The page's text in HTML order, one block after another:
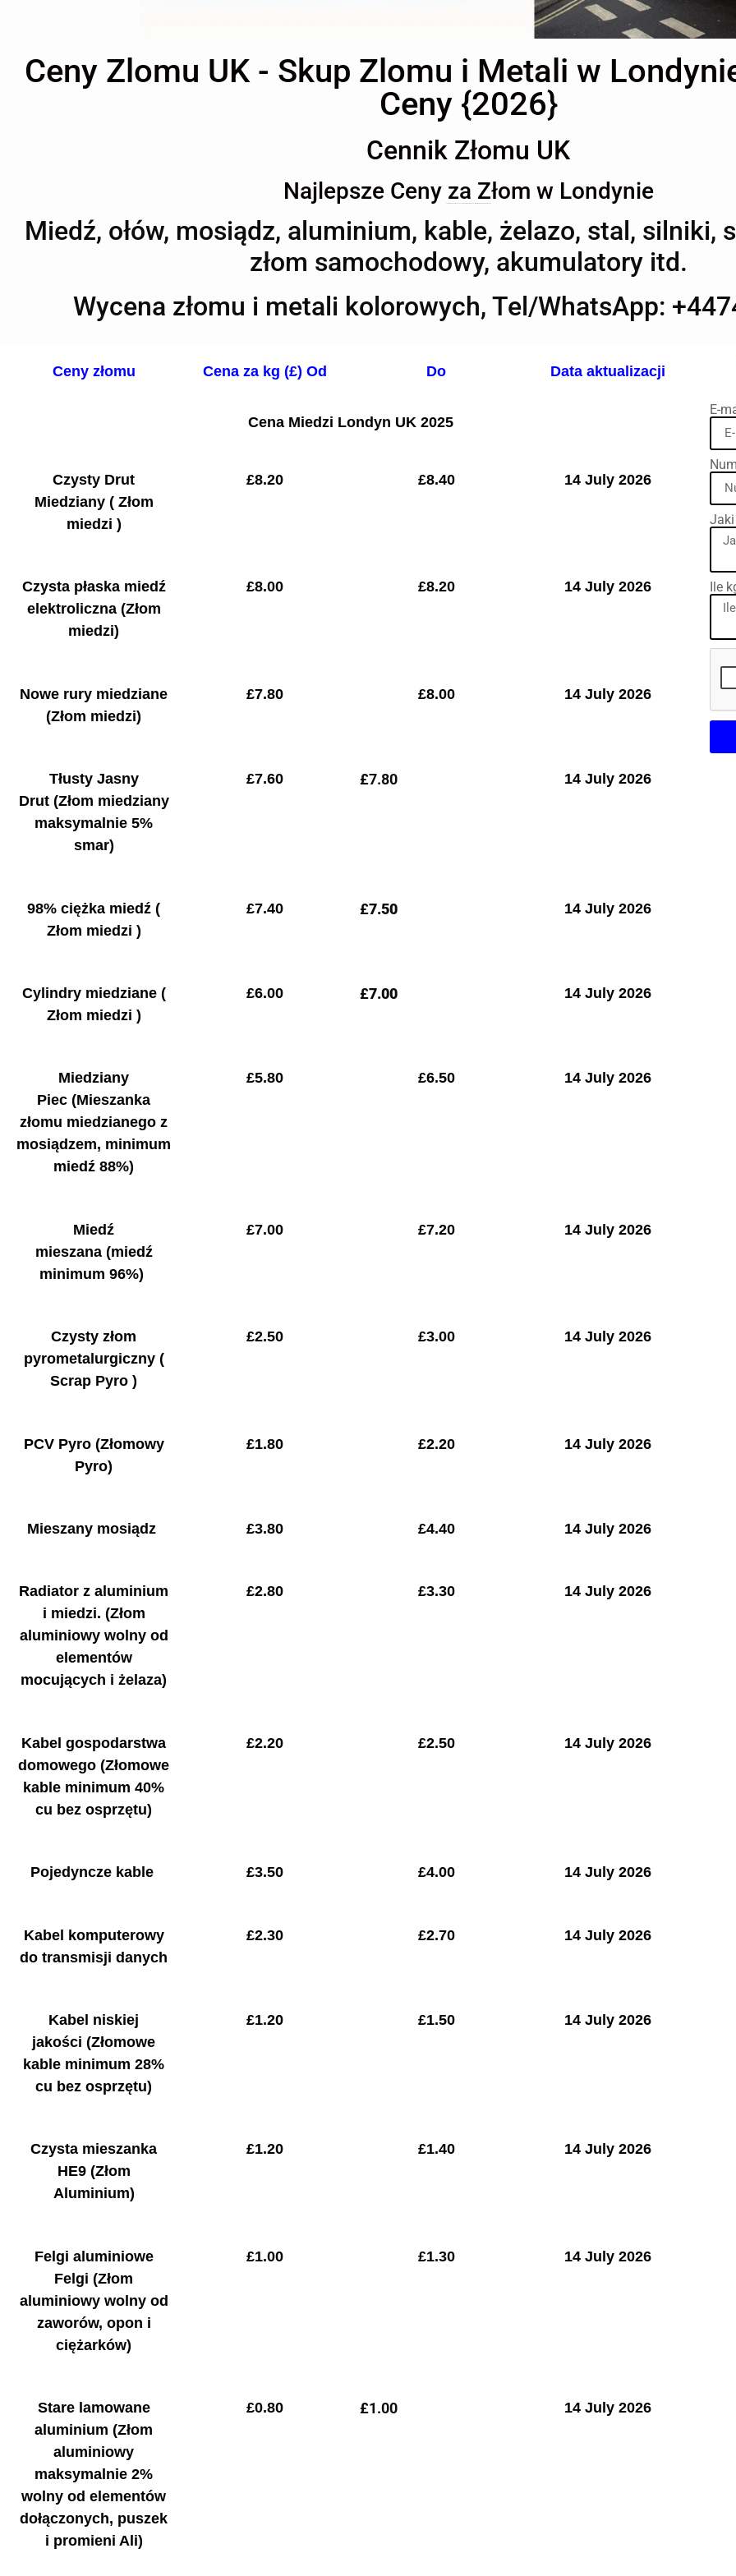
Ceny Zlomu UK - Skup Zlomu i Metali w
Ceny {2026}
Cennik Złomu UK
Najlepsze Ceny za Złom w Londynie
Miedź, ołów, mosiądz, aluminium, kable, żelazo, stal, silniki,
złom samochodowy, akumulatory itd.
Wycena złomu i metali kolorowych, Tel/WhatsApp:
Ceny złomu Cena za kg (£) Od Do Data aktualizacji
Cena Miedzi Londyn UK 2025
Czysty Drut
Miedziany ( Złom
miedzi )
£8.20 £8.40 14 July 2026
Czysta płaska miedź
elektroliczna (Złom
miedzi)
£8.00 £8.20 14 July 2026
Nowe rury miedziane
(Złom miedzi)
£7.80 £8.00 14 July 2026
Tłusty Jasny
Drut (Złom miedziany
maksymalnie 5%
smar)
£7.60 £7.80 14 July 2026
98% ciężka miedź(
Złom miedzi )
£7.40 £7.50 14 July 2026
Cylindry miedziane (
Złom miedzi )
£6.00 £7.00 14 July 2026
Miedziany
Piec(Mieszanka
złomu miedzianego z
mosiądzem, minimum
miedź 88%)
£5.80 £6.50 14 July 2026
Miedź
mieszana (miedź
minimum 96%)
£7.00 £7.20 14 July 2026
Czysty złom
pyrometalurgiczny (
Scrap Pyro )
£2.50 £3.00 14 July 2026
PCV Pyro (Złomowy
Pyro)
£1.80 £2.20 14 July 2026
Mieszany mosiądz £3.80 £4.40 14 July 2026
Radiator z aluminium
i miedzi. (Złom
aluminiowy wolny od
elementów
mocujących i żelaza)
£2.80 £3.30 14 July 2026
Kabel gospodarstwa
domowego(Złomowe
kable minimum 40%
cu bez osprzętu)
£2.20 £2.50 14 July 2026
Pojedyncze kable £3.50 £4.00 14 July 2026
Kabel komputerowy
do transmisji danych
£2.30 £2.70 14 July 2026
Kabel niskiej
jakości(Złomowe
kable minimum 28%
cu bez osprzętu)
£1.20 £1.50 14 July 2026
Czysta mieszanka
HE9 (Złom
Aluminium)
£1.20 £1.40 14 July 2026
Felgi aluminiowe
Felgi(Złom
aluminiowy wolny od
zaworów, opon i
ciężarków)
£1.00 £1.30 14 July 2026
Stare lamowane
aluminium(Złom
aluminiowy
maksymalnie 2%
wolny od elementów
dołączonych, puszek
i promieni Ali)
£0.80 £1.00 14 July 2026
E-
Ile